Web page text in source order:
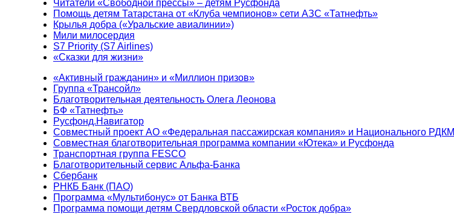
Читатели «Свободной прессы» – детям Русфонда
Помощь детям Татарстана от «Клуба чемпионов» сети АЗС «Татнефть»
Крылья добра («Уральские авиалинии»)
Мили милосердия
S7 Priority (S7 Airlines)
«Сказки для жизни»
«Активный гражданин» и «Миллион призов»
Группа «Трансойл»
Благотворительная деятельность Олега Леонова
БФ «Татнефть»
Русфонд.Навигатор
Совместный проект АО «Федеральная пассажирская компания» и Национального РДКМ
Совместная благотворительная программа компании «Ютека» и Русфонда
Транспортная группа FESCO
Благотворительный сервис Альфа-Банка
Сбербанк
РНКБ Банк (ПАО)
Программа «Мультибонус» от Банка ВТБ
Программа помощи детям Свердловской области «Росток добра»